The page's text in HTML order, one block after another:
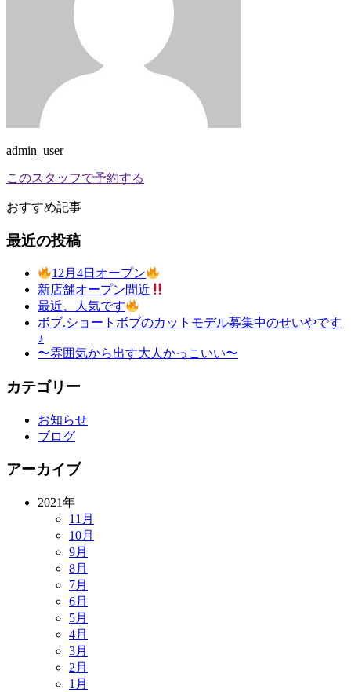
admin_user
このスタッフで予約する
おすすめ記事
最近の投稿
12月4日オープン
新店舗オープン間近
最近、人気です
ボブ.ショートボブのカットモデル募集中のせいやです
♪
〜雰囲気から出す大人かっこいい〜
カテゴリー
お知らせ
ブログ
アーカイブ
2021年
11月
10月
9月
8月
7月
6月
5月
4月
3月
2月
1月